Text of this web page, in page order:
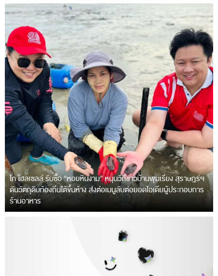
โก โฮลเซลล์ รับซื้อ “หอยหินงาม” หนุนวิถีชาวบ้านพุมเรียง สุราษฎร์ฯ
ดันวัตถุดิบท้องถิ่นใต้ขึ้นห้าง ส่งต่อเมนูลับต่อยอดไอเดียผู้ประกอบการ
ร้านอาหาร